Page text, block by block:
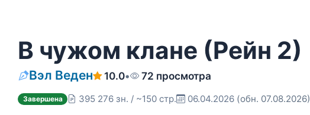
В чужом клане (Рейн 2)
Вэл Веден 10.0• 72 просмотра
Завершена 395 276 зн. / ~150 стр. 06.04.2026 (обн. 07.08.2026)